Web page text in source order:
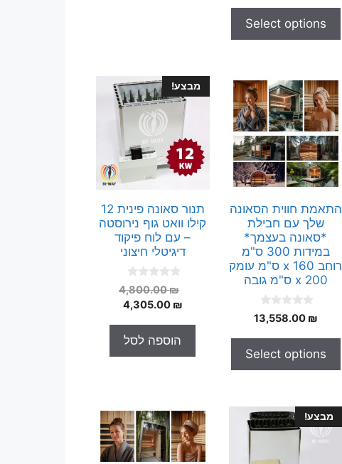
o
5
Select options
התאמת חווית הסאונה
שלך עם חבילת
*סאונה בעצמך*
במידות 300 ס"מ
רוחב x 160 ס"מ עומק
x 200 ס"מ גובה
0
o
o
5
13,558.00 ₪
Select options
מבצע!
תנור סאונה פינית 12
קילו וואט גוף נירוסטה
– עם לוח פיקוד
דיגיטלי חיצוני
0
o
u
o
f
5
4,800.00₪
המחיר
4,305.00 ₪
המחיר
הוספה לסל
מבצע!